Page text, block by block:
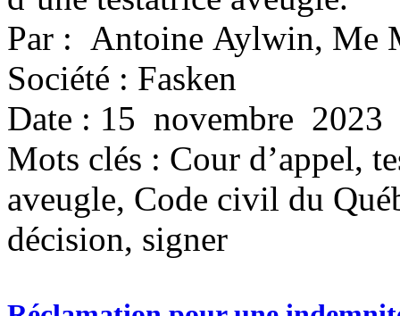
Par : Antoine Aylwin, Me
Société : Fasken
Date : 15 novembre 2023
Mots clés : Cour d’appel,
aveugle, Code civil du
décision, signer